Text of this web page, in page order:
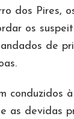
dos Pires,
os
de
conduzidos
as devidas